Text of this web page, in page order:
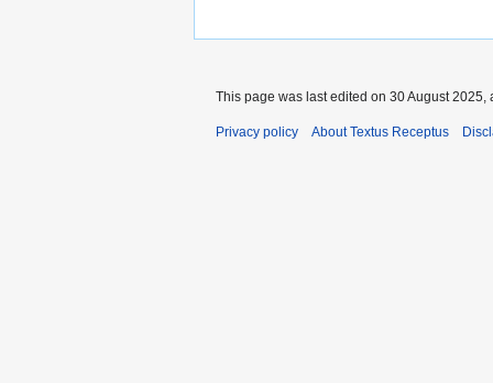
This page was last edited on 30 August 2025,
Privacy policy About Textus Receptus